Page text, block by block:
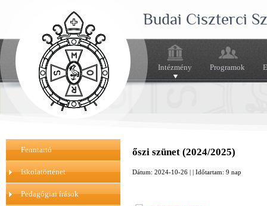
Budai Ciszterci
Intézmény Programok
Fenntartó
Iskolatörténet
Pedagógiai írások
őszi szünet (2024/2025)
Dátum: 2024-10-26 | | Időtartam: 9 nap